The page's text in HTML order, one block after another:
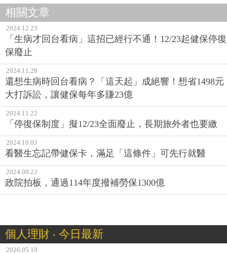
相關文章
2024.12.23
「生病才回台看病」這招已經行不通！12/23起健保停復
保廢止
2024.11.28
還想生病時回台看病？「這天起」成絕響！想省1498元
大打訴訟，讓健保每年多賺23億
2024.11.22
「停復保制度」擬12/23全面廢止，長期旅外者也要繳
2024.10.03
看醫生忘記帶健保卡，滿足「這條件」可先行就醫
2024.08.22
政院拍板，通過114年度撥補勞保1300億
個人理財 ‧ 今日最新
2026.05.19